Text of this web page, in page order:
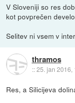
V Sloveniji so res
kot povprečen
Selitev ni vsem v
thramos
::25. jan 2016,
Res, a Silicijeva